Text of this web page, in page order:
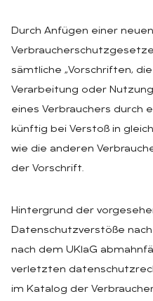
Durch Anfügen einer
Verbraucherschutzgesetze
sämtliche „Vorschriften,
Verarbeitung oder
eines Verbrauchers durch
künftig bei Verstoß in
wie die anderen
der Vorschrift.
Hintergrund der
Datenschutzverstöße
nach dem UKlaG
verletzten
im Katalog der